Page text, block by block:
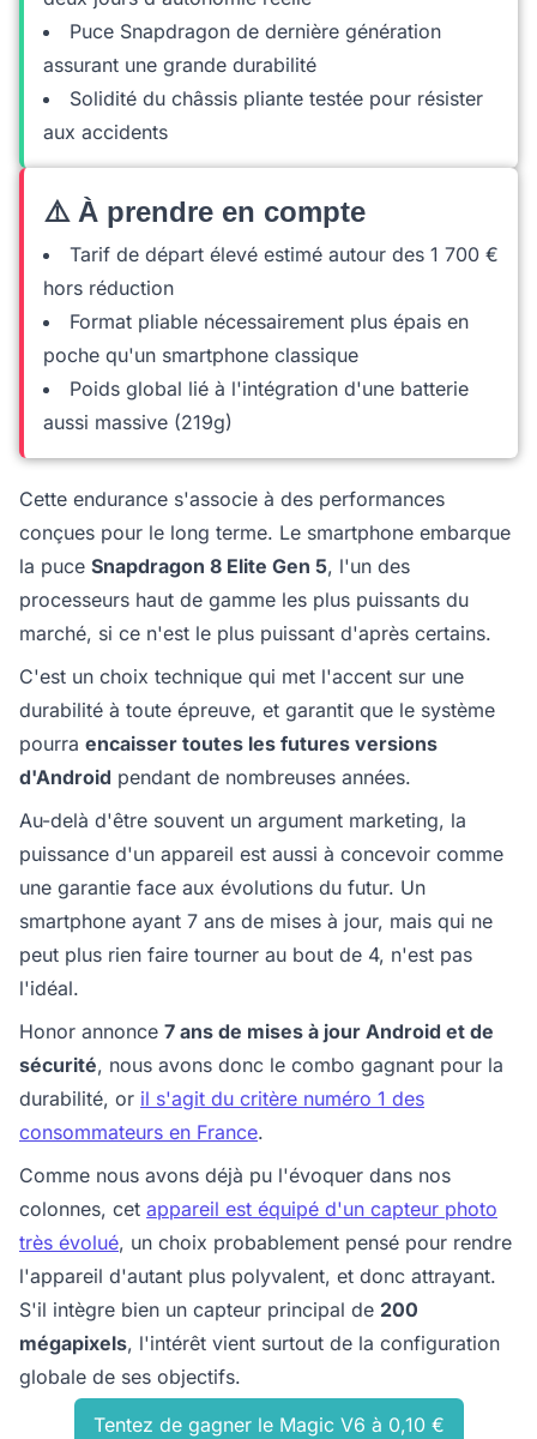
Puce Snapdragon de dernière génération
assurant une grande durabilité
Solidité du châssis pliante testée pour résister
aux accidents
⚠️ À prendre en compte
Tarif de départ élevé estimé autour des 1 700 €
hors réduction
Format pliable nécessairement plus épais en
poche qu'un smartphone classique
Poids global lié à l'intégration d'une batterie
aussi massive (219g)
Cette endurance s'associe à des performances
conçues pour le long terme. Le smartphone embarque
la puce Snapdragon 8 Elite Gen 5, l'un des
processeurs haut de gamme les plus puissants du
marché, si ce n'est le plus puissant d'après certains.
C'est un choix technique qui met l'accent sur une
durabilité à toute épreuve, et garantit que le système
pourra encaisser toutes les futures versions
d'Android pendant de nombreuses années.
Au-delà d'être souvent un argument marketing, la
puissance d'un appareil est aussi à concevoir comme
une garantie face aux évolutions du futur. Un
smartphone ayant 7 ans de mises à jour, mais qui ne
peut plus rien faire tourner au bout de 4, n'est pas
l'idéal.
Honor annonce 7 ans de mises à jour Android et de
sécurité, nous avons donc le combo gagnant pour la
durabilité, or il s'agit du critère numéro 1 des
consommateurs en France.
Comme nous avons déjà pu l'évoquer dans nos
colonnes, cet appareil est équipé d'un capteur photo
très évolué, un choix probablement pensé pour rendre
l'appareil d'autant plus polyvalent, et donc attrayant.
S'il intègre bien un capteur principal de 200
mégapixels, l'intérêt vient surtout de la configuration
globale de ses objectifs.
Tentez de gagner le Magic V6 à 0,10 €